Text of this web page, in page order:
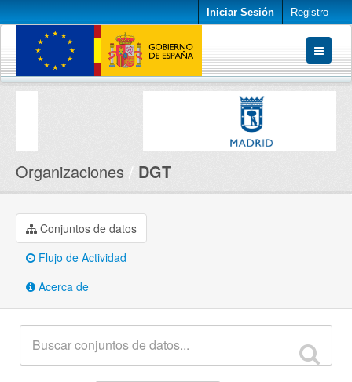
Iniciar Sesión Registro
Conjuntos de datos
Organizaciones DGT
Conjuntos de datos
Flujo de Actividad
Acerca de